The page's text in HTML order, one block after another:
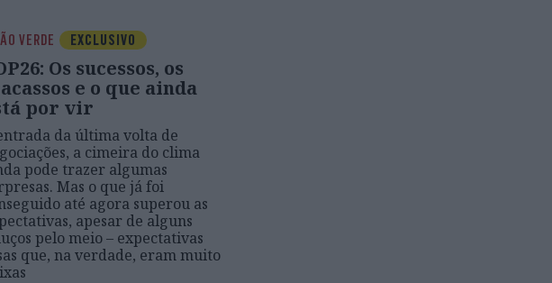
VERDE EXCLUSIVO
Os sucessos, os
e o que ainda
por vir
da última volta de
a cimeira do clima
pode trazer algumas
Mas o que já foi
até agora superou as
apesar de alguns
pelo meio – expectativas
que, na verdade, eram muito